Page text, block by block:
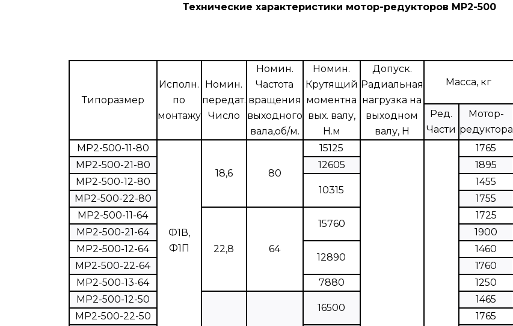
Технические характеристики мотор-редукторов МР2-500
Типоразмер
Исполн.
по
монтажу
Номин.
передат.
Число
Номин.
Частота
вращения
выходного
вала,об/м.
Номин.
Крутящий
моментна
вых. валу,
Н.м
Допуск.
Радиальная
нагрузка на
выходном
валу, Н
Масса, кг
Ред.
Части
Мотор-
редуктора
МР2-500-11-80
Ф1В,
Ф1П
18,6 80
15125 1765
МР2-500-21-80
12605 1895
МР2-500-12-80
10315
1455
МР2-500-22-80
1755
МР2-500-11-64
22,8 64
15760
1725
МР2-500-21-64
1900
МР2-500-12-64
12890
1460
МР2-500-22-64
1760
МР2-500-13-64
7880 1250
МР2-500-12-50
16500
1465
МР2-500-22-50
1765